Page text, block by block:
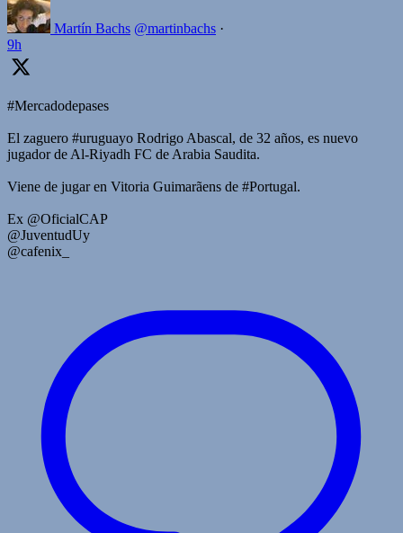
Martín Bachs @martinbachs ·
9h
#Mercadodepases
El zaguero #uruguayo Rodrigo Abascal, de 32 años, es nuevo
jugador de Al-Riyadh FC de Arabia Saudita.
Viene de jugar en Vitoria Guimarãens de #Portugal.
Ex @OficialCAP
@JuventudUy
@cafenix_